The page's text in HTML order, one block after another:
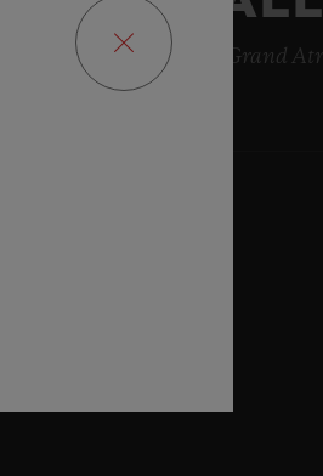
Sheikh Zayed Road Grand